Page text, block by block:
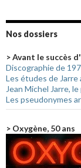
Nos dossiers
> Avant le succès
Discographie de
Les études de Jarre
Jean Michel Jarre,
Les pseudonymes
> Oxygène, 50 ans